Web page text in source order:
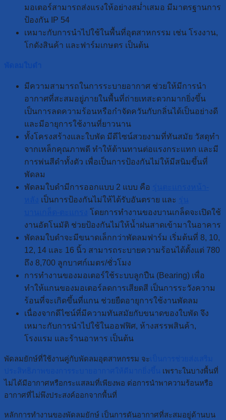
มอเตอร์สามารถส่งแรงให้อย่างสม่ำเสมอ มีมาตรฐานการ
ป้องกัน IP 54
เหมาะกับการนำไปใช้ในพื้นที่อุตสาหกรรม เช่น โรงงาน,
โกดังสินค้า และฟาร์มเกษตร เป็นต้น
มีความสามารถในการระบายอากาศ ช่วยให้มีการนำ
อากาศที่สะสมอยู่ภายในพื้นที่ถ่ายเทสะดวกมากยิ่งขึ้น
เป็นการลดความร้อนหรือกำจัดควันกับกลิ่นได้เป็นอย่างดี
และมีอายุการใช้งานที่ยาวนาน
ทั้งโครงสร้างและใบพัด มีดีไซน์สวยงามที่ทันสมัย วัสดุทำ
จากเหล็กคุณภาพดี ทำให้ต้านทานต่อแรงกระแทก และมี
การพ่นสีดำทั้งตัว เพื่อเป็นการป้องกันไม่ให้มีสนิมขึ้นที่
พัดลม
พัดลมใบดำมีการออกแบบ 2 แบบ คือ
เป็นการป้องกันไม่ให้ได้รับอันตราย และ
โดยการทำงานของบานเกล็ดจะเปิดใช้
งานอัตโนมัติ ช่วยป้องกันไม่ให้น้ำฝนสาดเข้ามาในอาคาร
พัดลมใบดำจะมีขนาดเล็กกว่าพัดลมฟาร์ม เริ่มต้นที่ 8, 10,
12, 14 และ 16 นิ้ว สามารถระบายความร้อนได้ตั้งแต่ 780
ถึง 8,700 ลูกบาศก์เมตร/ชั่วโมง
การทำงานของมอเตอร์ใช้ระบบลูกปืน (Bearing) เพื่อ
ทำให้แกนของมอเตอร์ลดการเสียดสี เป็นการระวังความ
ร้อนที่จะเกิดขึ้นที่แกน ช่วยยืดอายุการใช้งานพัดลม
เนื่องจากดีไซน์ที่มีความทันสมัยกับขนาดของใบพัด จึง
เหมาะกับการนำไปใช้ในออฟฟิศ, ห้างสรรพสินค้า,
โรงแรม และร้านอาหาร เป็นต้น
พัดลมยักษ์ที่ใช้งานคู่กับพัดลมอุตสาหกรรม จะ
เพราะในบางพื้นที่
ไม่ได้มีอากาศหรือกระแสลมที่เพียงพอ ต่อการนำพาความร้อนหรือ
อากาศที่ไม่พึงประสงค์ออกจากพื้นที่
หลักการทำงานของพัดลมยักษ์ เป็นการดันอากาศที่สะสมอยู่ด้านบน